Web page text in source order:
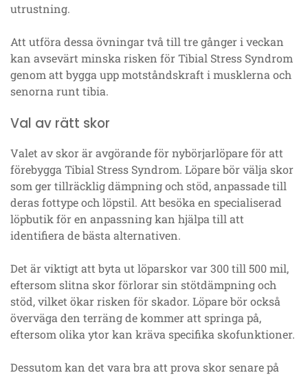
utrustning.
Att utföra dessa övningar två till tre gånger i veckan
kan avsevärt minska risken för Tibial Stress Syndrom
genom att bygga upp motståndskraft i musklerna och
senorna runt tibia.
Val av rätt skor
Valet av skor är avgörande för nybörjarlöpare för att
förebygga Tibial Stress Syndrom. Löpare bör välja skor
som ger tillräcklig dämpning och stöd, anpassade till
deras fottype och löpstil. Att besöka en specialiserad
löpbutik för en anpassning kan hjälpa till att
identifiera de bästa alternativen.
Det är viktigt att byta ut löparskor var 300 till 500 mil,
eftersom slitna skor förlorar sin stötdämpning och
stöd, vilket ökar risken för skador. Löpare bör också
överväga den terräng de kommer att springa på,
eftersom olika ytor kan kräva specifika skofunktioner.
Dessutom kan det vara bra att prova skor senare på